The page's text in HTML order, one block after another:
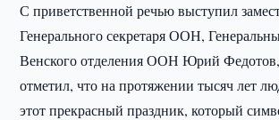
С приветственной речью выступил
Генерального секретаря ООН,
Венского отделения ООН Юрий
отметил, что на протяжении тысяч лет
этот прекрасный праздник, который